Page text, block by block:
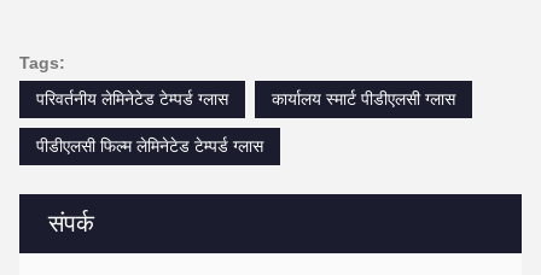
संपर्क
Tags:
परिवर्तनीय लेमिनेटेड टेम्पर्ड ग्लास
कार्यालय स्मार्ट पीडीएलसी ग्लास
पीडीएलसी फिल्म लेमिनेटेड टेम्पर्ड ग्लास